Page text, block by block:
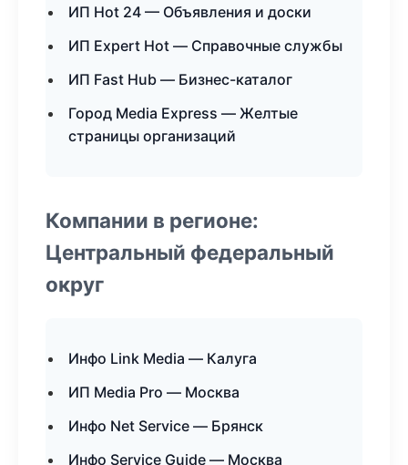
ИП Hot 24 — Объявления и доски
ИП Expert Hot — Справочные службы
ИП Fast Hub — Бизнес-каталог
Город Media Express — Желтые
страницы организаций
Компании в регионе:
Центральный федеральный
округ
Инфо Link Media — Калуга
ИП Media Pro — Москва
Инфо Net Service — Брянск
Инфо Service Guide — Москва